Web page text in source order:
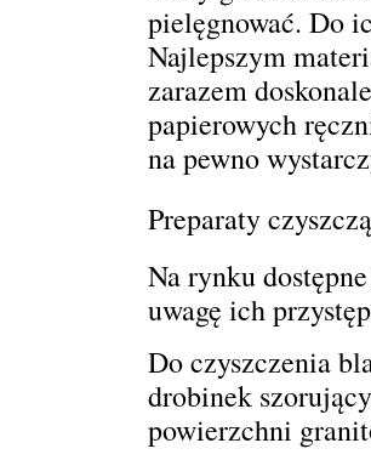
pielęgnować. Do
Najlepszym
zarazem
papierowych
na pewno
Preparaty
Na rynku
uwagę ich
Do czyszczenia
drobinek
powierzchni